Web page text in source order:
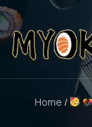
Home /